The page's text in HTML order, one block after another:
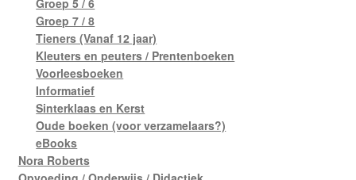
Groep 5 / 6
Groep 7 / 8
Tieners (Vanaf 12 jaar)
Kleuters en peuters / Prentenboeken
Voorleesboeken
Informatief
Sinterklaas en Kerst
Oude boeken (voor verzamelaars?)
eBooks
Nora Roberts